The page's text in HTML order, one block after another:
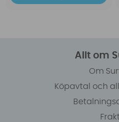
Allt om
Om
Köpavtal och